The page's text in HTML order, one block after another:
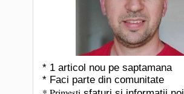
* 1 articol nou pe saptamana
* Faci parte din comunitate